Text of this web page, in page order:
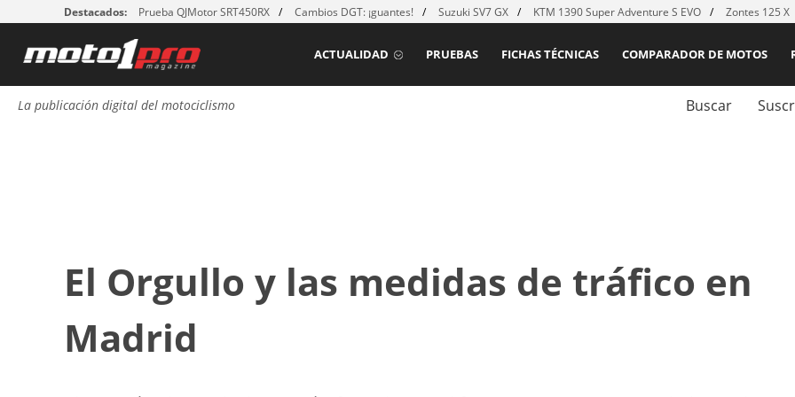
Destacados: Prueba QJMotor SRT450RX Cambios DGT: ¡guantes! Suzuki SV7 GX KTM 1390 Super Adventure S EVO Zontes 125 X
COMPARADOR DE MOTOS
FICHAS TÉCNICAS
PRUEBAS
ACTUALIDAD
La publicación digital del motociclismo Buscar
El Orgullo y las medidas de tráfico en
Madrid